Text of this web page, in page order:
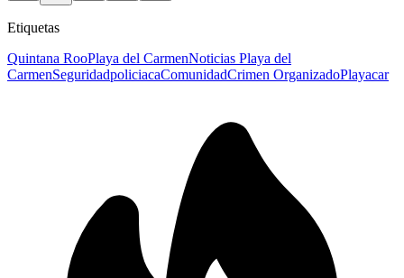
Etiquetas
Quintana RooPlaya del CarmenNoticias Playa del
CarmenSeguridadpoliciacaComunidadCrimen OrganizadoPlayacar